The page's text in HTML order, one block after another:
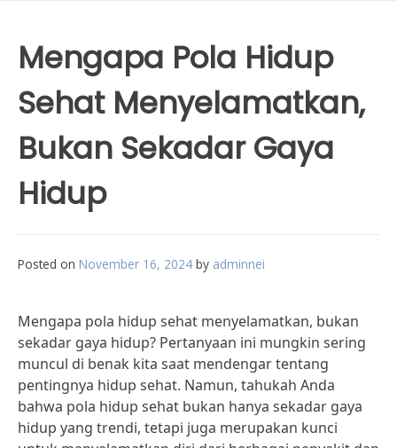
Mengapa Pola Hidup
Sehat Menyelamatkan,
Bukan Sekadar Gaya
Hidup
Posted on November 16, 2024 by adminnei
Mengapa pola hidup sehat menyelamatkan, bukan
sekadar gaya hidup? Pertanyaan ini mungkin sering
muncul di benak kita saat mendengar tentang
pentingnya hidup sehat. Namun, tahukah Anda
bahwa pola hidup sehat bukan hanya sekadar gaya
hidup yang trendi, tetapi juga merupakan kunci